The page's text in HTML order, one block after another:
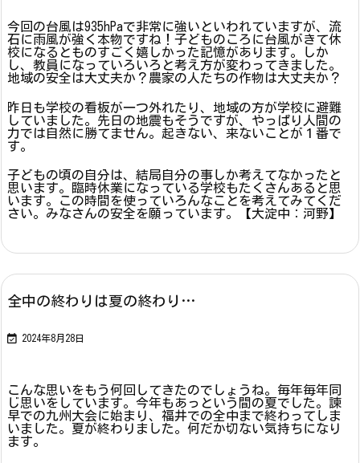
今回の台風は935hPaで非常に強いといわれていますが、流
石に雨風が強く本物ですね！子どものころに台風がきて休
校になるとものすごく嬉しかった記憶があります。しか
し、教員になっていろいろと考え方が変わってきました。
地域の安全は大丈夫か？農家の人たちの作物は大丈夫か？
昨日も学校の看板が一つ外れたり、地域の方が学校に避難
していました。先日の地震もそうですが、やっぱり人間の
力では自然に勝てません。起きない、来ないことが１番で
す。
子どもの頃の自分は、結局自分の事しか考えてなかったと
思います。臨時休業になっている学校もたくさんあると思
います。この時間を使っていろんなことを考えてみてくだ
さい。みなさんの安全を願っています。【大淀中：河野】
全中の終わりは夏の終わり…
 2024年8月28日
こんな思いをもう何回してきたのでしょうね。毎年毎年同
じ思いをしています。今年もあっという間の夏でした。諫
早での九州大会に始まり、福井での全中まで終わってしま
いました。夏が終わりました。何だか切ない気持ちになり
ます。